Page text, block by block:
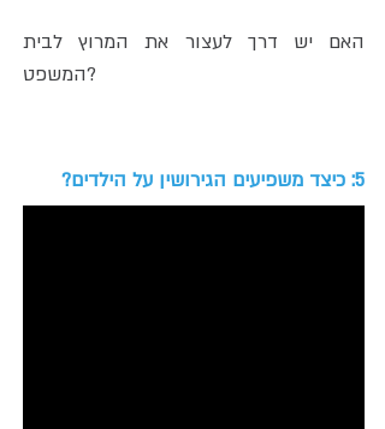
האם יש דרך לעצור את המרוץ לבית
המשפט?
5: כיצד משפיעים הגירושין על הילדים?